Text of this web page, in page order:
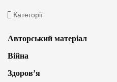
Категорії
Авторський матеріал
Війна
Здоров’я